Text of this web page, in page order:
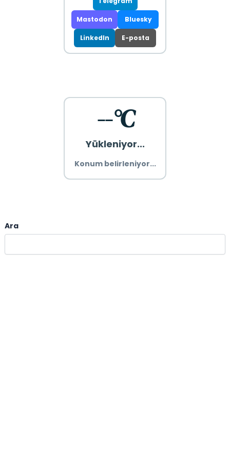
Mastodon Bluesky
LinkedIn E-posta
--°C
Yükleniyor...
Konum belirleniyor...
Ara